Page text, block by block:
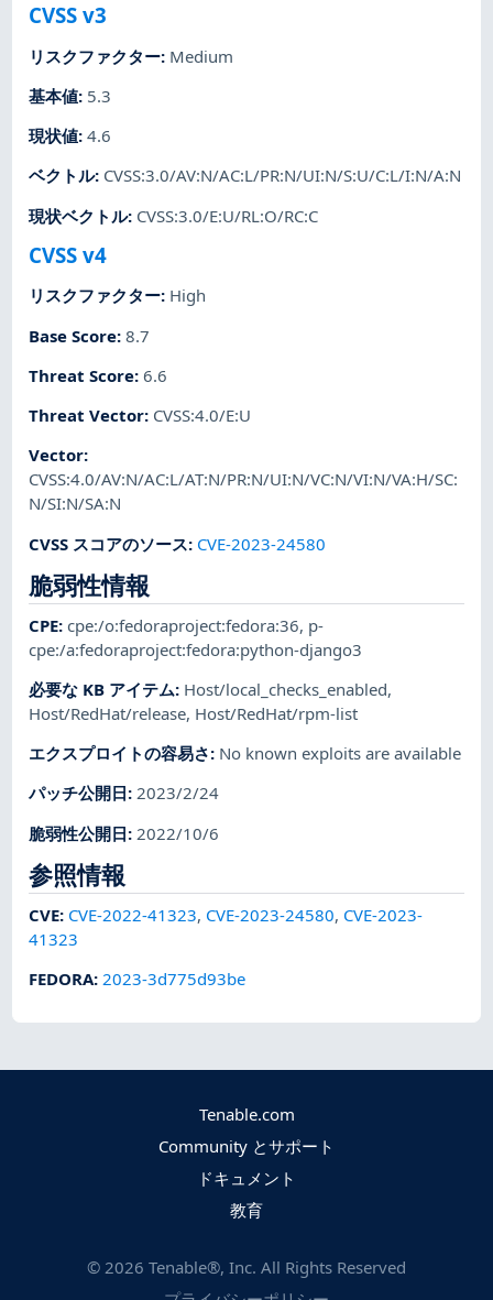
CVSS v3
リスクファクター: Medium
基本値: 5.3
現状値:4.6
ベクトル: CVSS:3.0/AV:N/AC:L/PR:N/UI:N/S:U/C:L/I:N/A:N
現状ベクトル: CVSS:3.0/E:U/RL:O/RC:C
CVSS v4
リスクファクター: High
Base Score:8.7
Threat Score:6.6
Threat Vector: CVSS:4.0/E:U
Vector:
CVSS:4.0/AV:N/AC:L/AT:N/PR:N/UI:N/VC:N/VI:N/VA:H/SC:
N/SI:N/SA:N
CVSS スコアのソース: CVE-2023-24580
脆弱性情報
CPE:cpe:/o:fedoraproject:fedora:36, p-
cpe:/a:fedoraproject:fedora:python-django3
必要な KB アイテム: Host/local_checks_enabled,
Host/RedHat/release, Host/RedHat/rpm-list
エクスプロイトの容易さ: No known exploits are available
パッチ公開日:2023/2/24
脆弱性公開日: 2022/10/6
参照情報
CVE: CVE-2022-41323, CVE-2023-24580, CVE-2023-
41323
FEDORA: 2023-3d775d93be
Tenable.com
Community とサポート
ドキュメント
教育
© 2026 Tenable®, Inc. All Rights Reserved